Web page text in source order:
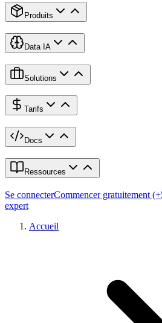
Produits
Data IA
Solutions
Tarifs
Docs
Ressources
Se connecterCommencer gratuitement
expert
Accueil